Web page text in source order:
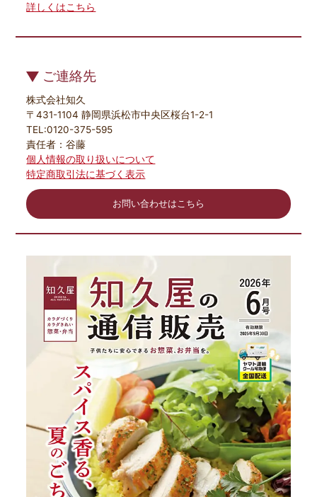
詳しくはこちら
ご連絡先
株式会社知久
〒431-1104 静岡県浜松市中央区桜台1-2-1
TEL:0120-375-595
責任者：谷藤
個人情報の取り扱いについて
特定商取引法に基づく表示
お問い合わせはこちら